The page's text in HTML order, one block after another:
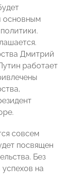
основным
Дмитрий
работает
совсем
посвящен
Без
на